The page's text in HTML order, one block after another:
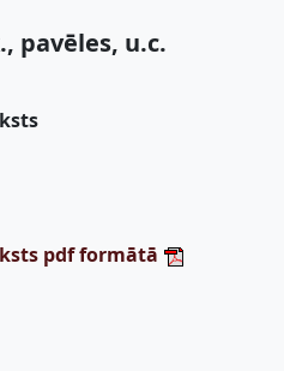
pavēles, u.c.
pdf formātā